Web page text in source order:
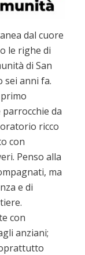
dal cuore
le righe di
di San
sei anni fa.
da
ricco
con
Penso alla
ma
e di
con
anziani;